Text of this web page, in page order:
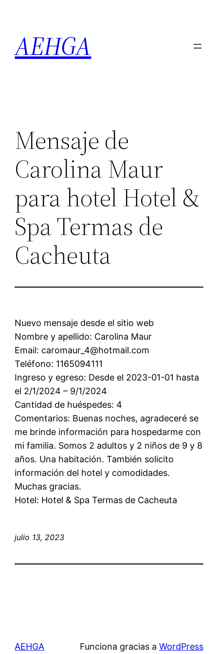
contenido
AEHGA
Mensaje de
Carolina Maur
para hotel Hotel &
Spa Termas de
Cacheuta
Nuevo mensaje desde el sitio web
Nombre y apellido: Carolina Maur
Email: caromaur_4@hotmail.com
Teléfono: 1165094111
Ingreso y egreso: Desde el 2023-01-01 hasta
el 2/1/2024 – 9/1/2024
Cantidad de huéspedes: 4
Comentarios: Buenas noches, agradeceré se
me brinde información para hospedarme con
mi familia. Somos 2 adultos y 2 niños de 9 y 8
años. Una habitación. También solicito
información del hotel y comodidades.
Muchas gracias.
Hotel: Hotel & Spa Termas de Cacheuta
julio 13, 2023
AEHGA Funciona gracias a WordPress